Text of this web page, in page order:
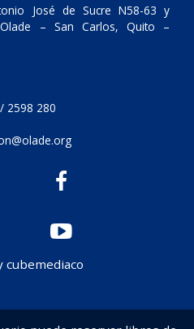
José de Sucre N58-63 y
– San Carlos, Quito –
2598 280
cubemediaco